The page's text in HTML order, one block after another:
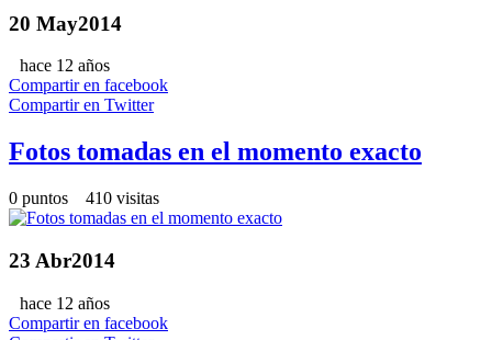
20 May2014
hace 12 años
Compartir en facebook
Compartir en Twitter
Fotos tomadas en el momento exacto
0 puntos 410 visitas
23 Abr2014
hace 12 años
Compartir en facebook